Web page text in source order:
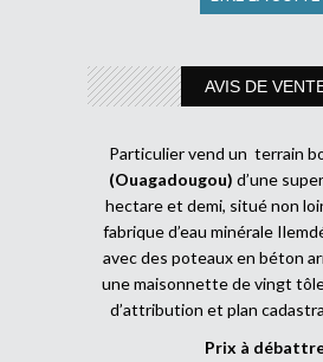
AVIS DE
Particulier vend un terrain
(Ouagadougou) d’une
hectare et demi, situé non
fabrique d’eau minérale
avec des poteaux en béton
une maisonnette de vingt
d’attribution et plan
Prix à